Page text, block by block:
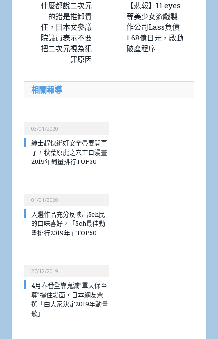
什麼都說二次元
的錯是推卸責
任，日本女參議
院議員表示不要
把二次元視為犯
罪原因
【悲報】11 eyes
等美少女遊戲製
作公司Lass負債
1.68億日元，啟動
破產程序
相關報導
03/01/2020
紳士趕快綁好安全帶要開車
了，秋葉原虎之穴工口漫畫
2019年銷量排行TOP30
01/01/2020
入選作品充分反映出5ch民
的口味喜好，「5ch最佳動
畫排行2019年」TOP50
27/12/2019
4月春番全靠鬼滅”單天保至
尊”撐住場面，日本網友票
選「由大家決定2019年動畫
歌」